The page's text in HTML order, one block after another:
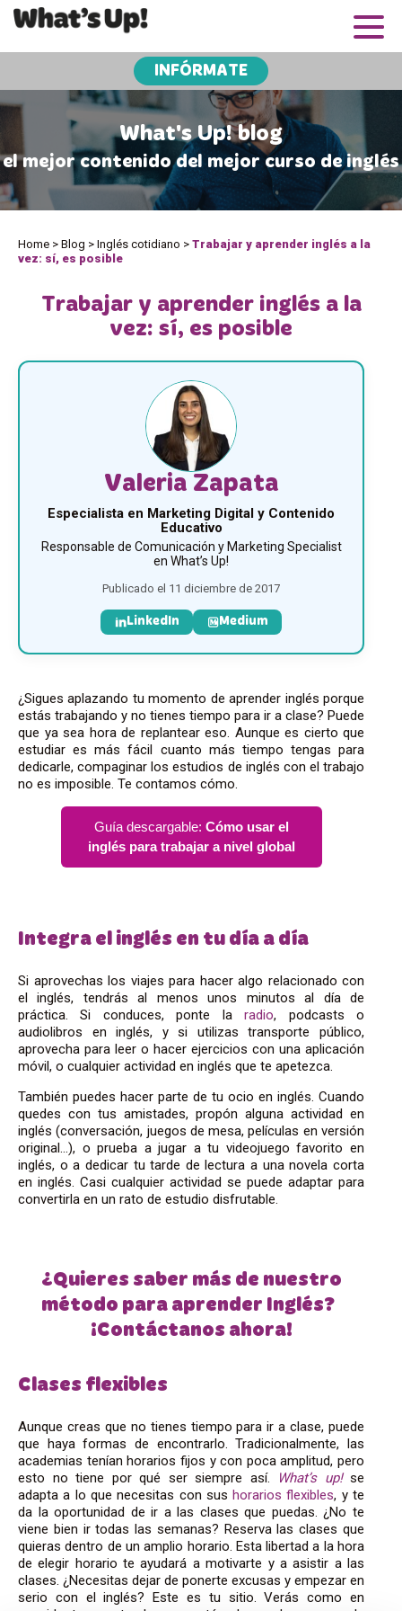
INFÓRMATE
What's Up! blog
el mejor contenido del mejor curso de inglés
Home > Blog > Inglés cotidiano > Trabajar y aprender inglés a la
vez: sí, es posible
Trabajar y aprender inglés a la
vez: sí, es posible
Valeria Zapata
Especialista en Marketing Digital y Contenido
Educativo
Responsable de Comunicación y Marketing Specialist
en What’s Up!
Publicado el 11 diciembre de 2017
LinkedIn Medium
¿Sigues aplazando tu momento de aprender inglés porque
estás trabajando y no tienes tiempo para ir a clase? Puede
que ya sea hora de replantear eso. Aunque es cierto que
estudiar es más fácil cuanto más tiempo tengas para
dedicarle, compaginar los estudios de inglés con el trabajo
no es imposible. Te contamos cómo.
Guía descargable: Cómo usar el
inglés para trabajar a nivel global
Integra el inglés en tu día a día
Si aprovechas los viajes para hacer algo relacionado con
el inglés, tendrás al menos unos minutos al día de
práctica. Si conduces, ponte laradio, podcasts o
audiolibros en inglés, y si utilizas transporte público,
aprovecha para leer o hacer ejercicios con una aplicación
móvil, o cualquier actividad en inglés que te apetezca.
También puedes hacer parte de tu ocio en inglés. Cuando
quedes con tus amistades, propón alguna actividad en
inglés (conversación, juegos de mesa, películas en versión
original…), o prueba a jugar a tu videojuego favorito en
inglés, o a dedicar tu tarde de lectura a una novela corta
en inglés. Casi cualquier actividad se puede adaptar para
convertirla en un rato de estudio disfrutable.
¿Quieres saber más de nuestro
método para aprender Inglés?
¡Contáctanos ahora!
Clases flexibles
Aunque creas que no tienes tiempo para ir a clase, puede
que haya formas de encontrarlo. Tradicionalmente, las
academias tenían horarios fijos y con poca amplitud, pero
esto no tiene por qué ser siempre así.
What’s up!se
adapta a lo que necesitas con sushorarios flexibles, y te
da la oportunidad de ir a las clases que puedas. ¿No te
viene bien ir todas las semanas? Reserva las clases que
quieras dentro de un amplio horario. Esta libertad a la hora
de elegir horario te ayudará a motivarte y a asistir a las
clases. ¿Necesitas dejar de ponerte excusas y empezar en
serio con el inglés? Este es tu sitio. Verás como en